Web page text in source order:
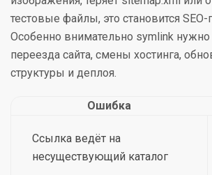
тестовые файлы, это становится
Особенно внимательно symlink нужно
переезда сайта, смены хостинга,
структуры и деплоя.
Ошибка
Ссылка ведёт на
несуществующий каталог